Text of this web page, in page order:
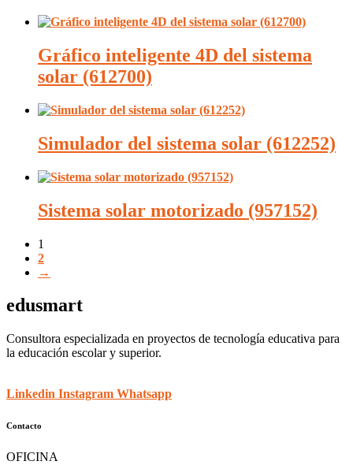
Gráfico inteligente 4D del sistema
solar (612700)
Simulador del sistema solar (612252)
Sistema solar motorizado (957152)
1
2
→
edusmart
Consultora especializada en proyectos de tecnología educativa para
la educación escolar y superior.
Linkedin Instagram Whatsapp
Contacto
OFICINA